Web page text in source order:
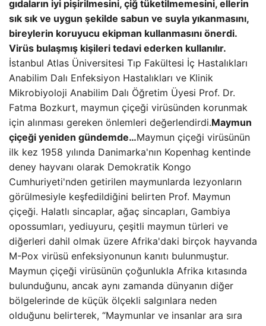
gıdaların iyi pişirilmesini, çiğ tüketilmemesini, ellerin
sık sık ve uygun şekilde sabun ve suyla yıkanmasını,
bireylerin koruyucu ekipman kullanmasını önerdi.
Virüs bulaşmış kişileri tedavi ederken kullanılır.
İstanbul Atlas Üniversitesi Tıp Fakültesi İç Hastalıkları
Anabilim Dalı Enfeksiyon Hastalıkları ve Klinik
Mikrobiyoloji Anabilim Dalı Öğretim Üyesi Prof. Dr.
Fatma Bozkurt, maymun çiçeği virüsünden korunmak
için alınması gereken önlemleri değerlendirdi.Maymun
çiçeği yeniden gündemde…Maymun çiçeği virüsünün
ilk kez 1958 yılında Danimarka'nın Kopenhag kentinde
deney hayvanı olarak Demokratik Kongo
Cumhuriyeti'nden getirilen maymunlarda lezyonların
görülmesiyle keşfedildiğini belirten Prof. Maymun
çiçeği. Halatlı sincaplar, ağaç sincapları, Gambiya
opossumları, yediuyuru, çeşitli maymun türleri ve
diğerleri dahil olmak üzere Afrika'daki birçok hayvanda
M-Pox virüsü enfeksiyonunun kanıtı bulunmuştur.
Maymun çiçeği virüsünün çoğunlukla Afrika kıtasında
bulunduğunu, ancak aynı zamanda dünyanın diğer
bölgelerinde de küçük ölçekli salgınlara neden
olduğunu belirterek, “Maymunlar ve insanlar ara sıra